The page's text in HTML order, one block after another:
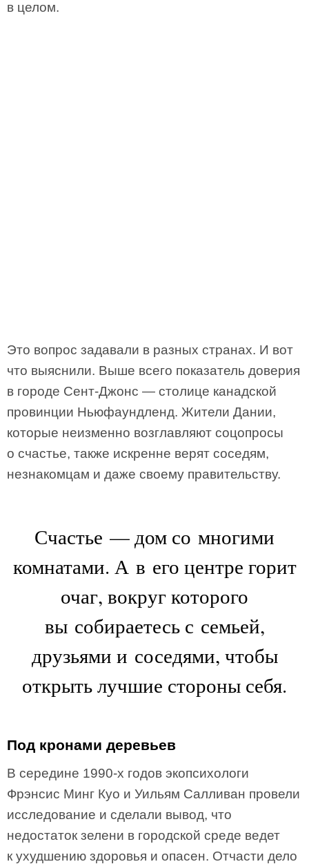
в целом.
Это вопрос задавали в разных странах. И вот
что выяснили. Выше всего показатель доверия
в городе Сент-Джонс — столице канадской
провинции Ньюфаундленд. Жители Дании,
которые неизменно возглавляют соцопросы
о счастье, также искренне верят соседям,
незнакомцам и даже своему правительству.
Счастье — дом со многими
комнатами. А в его центре горит
очаг, вокруг которого
вы собираетесь с семьей,
друзьями и соседями, чтобы
открыть лучшие стороны себя.
Под кронами деревьев
В середине 1990-х годов экопсихологи
Фрэнсис Минг Куо и Уильям Салливан провели
исследование и сделали вывод, что
недостаток зелени в городской среде ведет
к ухудшению здоровья и опасен. Отчасти дело